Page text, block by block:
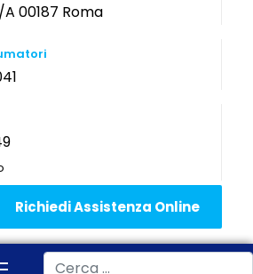
00187 Roma
Richiedi Assistenza Online
Cerca